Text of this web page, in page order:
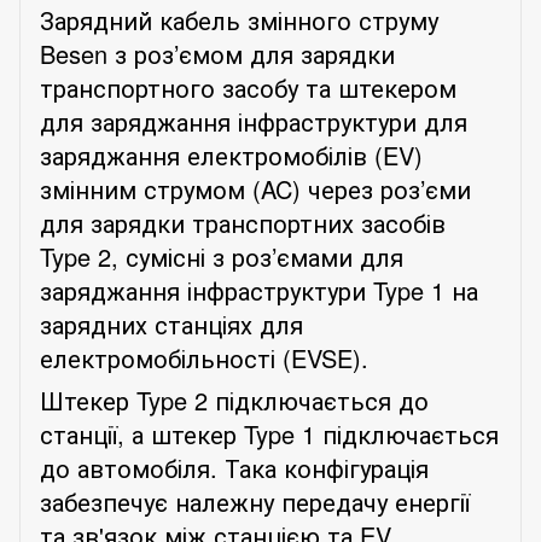
Зарядний кабель змінного струму
Besen з роз’ємом для зарядки
транспортного засобу та штекером
для заряджання інфраструктури для
заряджання електромобілів (EV)
змінним струмом (AC) через роз’єми
для зарядки транспортних засобів
Type 2, сумісні з роз’ємами для
заряджання інфраструктури Type 1 на
зарядних станціях для
електромобільності (EVSE).
Штекер Type 2 підключається до
станції, а штекер Type 1 підключається
до автомобіля. Така конфігурація
забезпечує належну передачу енергії